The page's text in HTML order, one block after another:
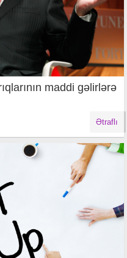
maddi gəlirlərə
Ətraflı